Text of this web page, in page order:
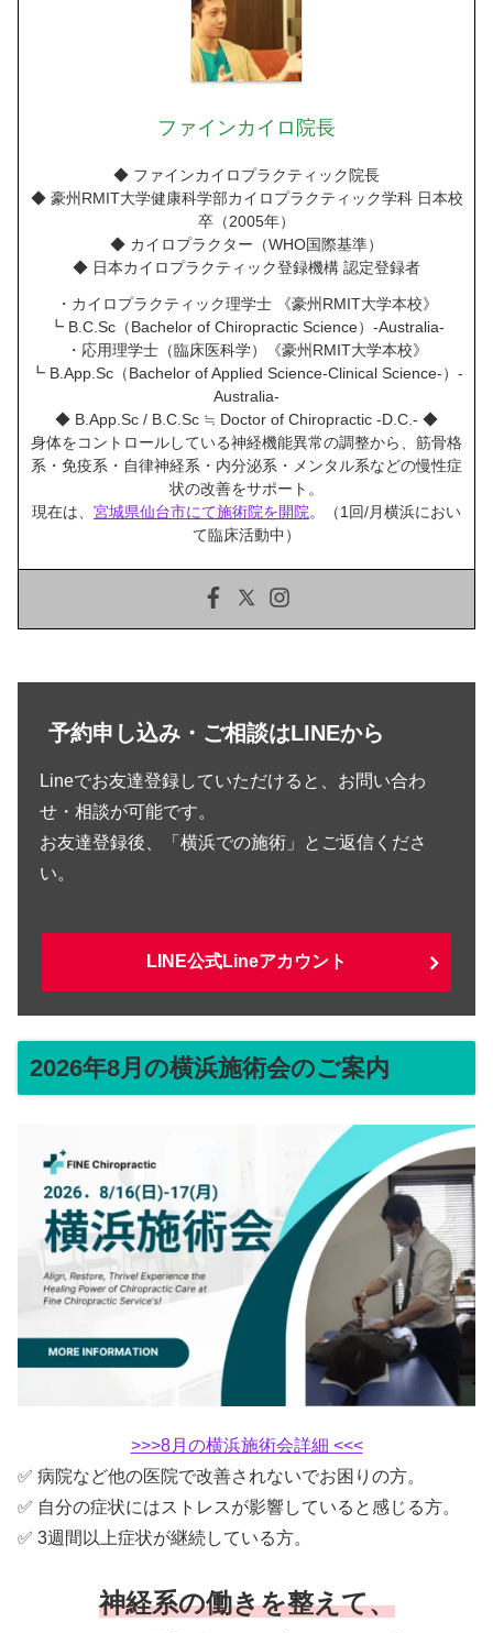
ファインカイロ院長
◆ ファインカイロプラクティック院長
◆ 豪州RMIT大学健康科学部カイロプラクティック学科 日本校
卒（2005年）
◆ カイロプラクター（WHO国際基準）
◆ 日本カイロプラクティック登録機構 認定登録者
・カイロプラクティック理学士 《豪州RMIT大学本校》
┗ B.C.Sc（Bachelor of Chiropractic Science）-Australia-
・応用理学士（臨床医科学）《豪州RMIT大学本校》
┗ B.App.Sc（Bachelor of Applied Science-Clinical Science-）-
Australia-
◆ B.App.Sc / B.C.Sc ≒ Doctor of Chiropractic -D.C.- ◆
身体をコントロールしている神経機能異常の調整から、筋骨格
系・免疫系・自律神経系・内分泌系・メンタル系などの慢性症
状の改善をサポート。
現在は、 宮城県仙台市にて施術院を開院。（1回/月横浜におい
て臨床活動中）
予約申し込み・ご相談はLINEから
Lineでお友達登録していただけると、お問い合わ
せ・相談が可能です。
お友達登録後、「横浜での施術」とご返信くださ
い。
LINE公式Lineアカウント
2026年8月の横浜施術会のご案内
>>>8月の横浜施術会詳細 <<<
✅ 病院など他の医院で改善されないでお困りの方。
✅ 自分の症状にはストレスが影響していると感じる方。
✅ 3週間以上症状が継続している方。
神経系の働きを整えて、